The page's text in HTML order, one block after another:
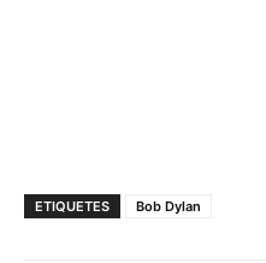
ETIQUETES Bob Dylan